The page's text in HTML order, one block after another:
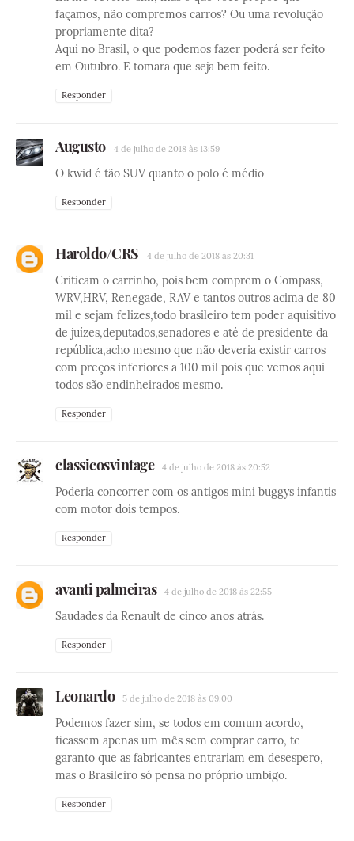
façamos, não compremos carros? Ou uma revolução
propriamente dita?
Aqui no Brasil, o que podemos fazer poderá ser feito
em Outubro. E tomara que seja bem feito.
Responder
Augusto 4 de julho de 2018 às 13:59
O kwid é tão SUV quanto o polo é médio
Responder
Haroldo/CRS 4 de julho de 2018 às 20:31
Criticam o carrinho, pois bem comprem o Compass,
WRV,HRV, Renegade, RAV e tantos outros acima de 80
mil e sejam felizes,todo brasileiro tem poder aquisitivo
de juízes,deputados,senadores e até de presidente da
república,acho mesmo que não deveria existir carros
com preços inferiores a 100 mil pois que vemos aqui
todos são endinheirados mesmo.
Responder
classicosvintage 4 de julho de 2018 às 20:52
Poderia concorrer com os antigos mini buggys infantis
com motor dois tempos.
Responder
avanti palmeiras 4 de julho de 2018 às 22:55
Saudades da Renault de cinco anos atrás.
Responder
Leonardo 5 de julho de 2018 às 09:00
Podemos fazer sim, se todos em comum acordo,
ficassem apenas um mês sem comprar carro, te
garanto que as fabricantes entrariam em desespero,
mas o Brasileiro só pensa no próprio umbigo.
Responder